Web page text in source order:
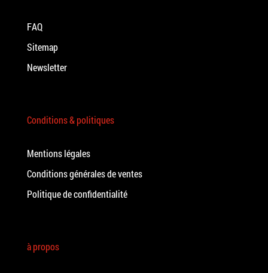
FAQ
Sitemap
Newsletter
Conditions & politiques
Mentions légales
Conditions générales de ventes
Politique de confidentialité
à propos